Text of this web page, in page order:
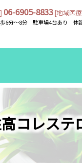
06-6905-8833[地域医
6分～8分 駐車場4台あり 休
コレステ